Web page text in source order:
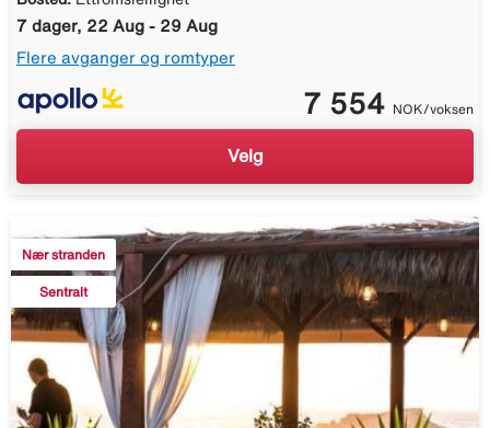
7 dager, 22 Aug - 29 Aug
Flere avganger og romtyper
7 554 NOK/voksen
Velg
Nær stranden
Sentralt